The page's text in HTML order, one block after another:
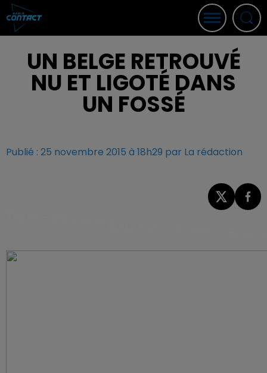
UN BELGE RETROUVÉ
NU ET LIGOTÉ DANS
UN FOSSÉ
Publié : 25 novembre 2015 à 18h29 par La rédaction